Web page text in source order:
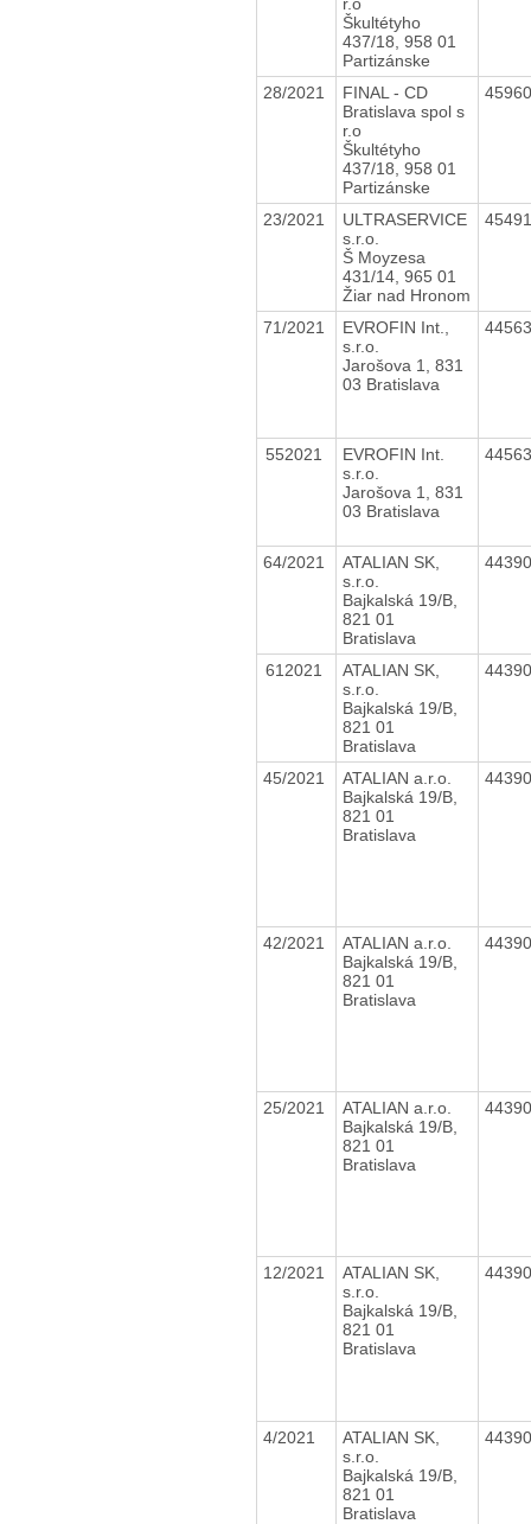
Škultétyho
437/18, 958 01
Partizánske
28/2021
FINAL - CD
Bratislava spol s
r.o
Škultétyho
437/18, 958 01
Partizánske
23/2021
ULTRASERVICE
s.r.o.
Š Moyzesa
431/14, 965 01
Žiar nad Hronom
71/2021
EVROFIN Int.,
s.r.o.
Jarošova 1, 831
03 Bratislava
552021
EVROFIN Int.
s.r.o.
Jarošova 1, 831
03 Bratislava
64/2021
ATALIAN SK,
s.r.o.
Bajkalská 19/B,
821 01
Bratislava
612021
ATALIAN SK,
s.r.o.
Bajkalská 19/B,
821 01
Bratislava
45/2021
ATALIAN a.r.o.
Bajkalská 19/B,
821 01
Bratislava
42/2021
ATALIAN a.r.o.
Bajkalská 19/B,
821 01
Bratislava
25/2021
ATALIAN a.r.o.
Bajkalská 19/B,
821 01
Bratislava
12/2021
ATALIAN SK,
s.r.o.
Bajkalská 19/B,
821 01
Bratislava
4/2021
ATALIAN SK,
s.r.o.
Bajkalská 19/B,
821 01
Bratislava